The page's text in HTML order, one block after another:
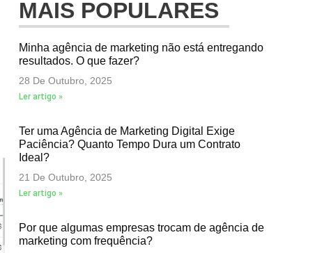
MAIS POPULARES
Minha agência de marketing não está entregando
resultados. O que fazer?
28 De Outubro, 2025
Ler artigo »
Ter uma Agência de Marketing Digital Exige
Paciência? Quanto Tempo Dura um Contrato
Ideal?
21 De Outubro, 2025
Ler artigo »
Por que algumas empresas trocam de agência de
marketing com frequência?